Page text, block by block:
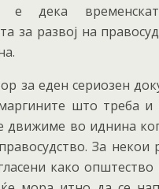
е дека
за развој на
за еден сериозен
што треба и
движиме во иднина
За некои
како